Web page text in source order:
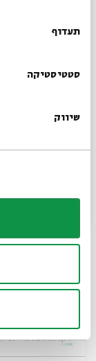
תעדוף
סטטיסטיקה
שיווק
אלקבץ
מפגש
מתוך:
לקראת כלה -